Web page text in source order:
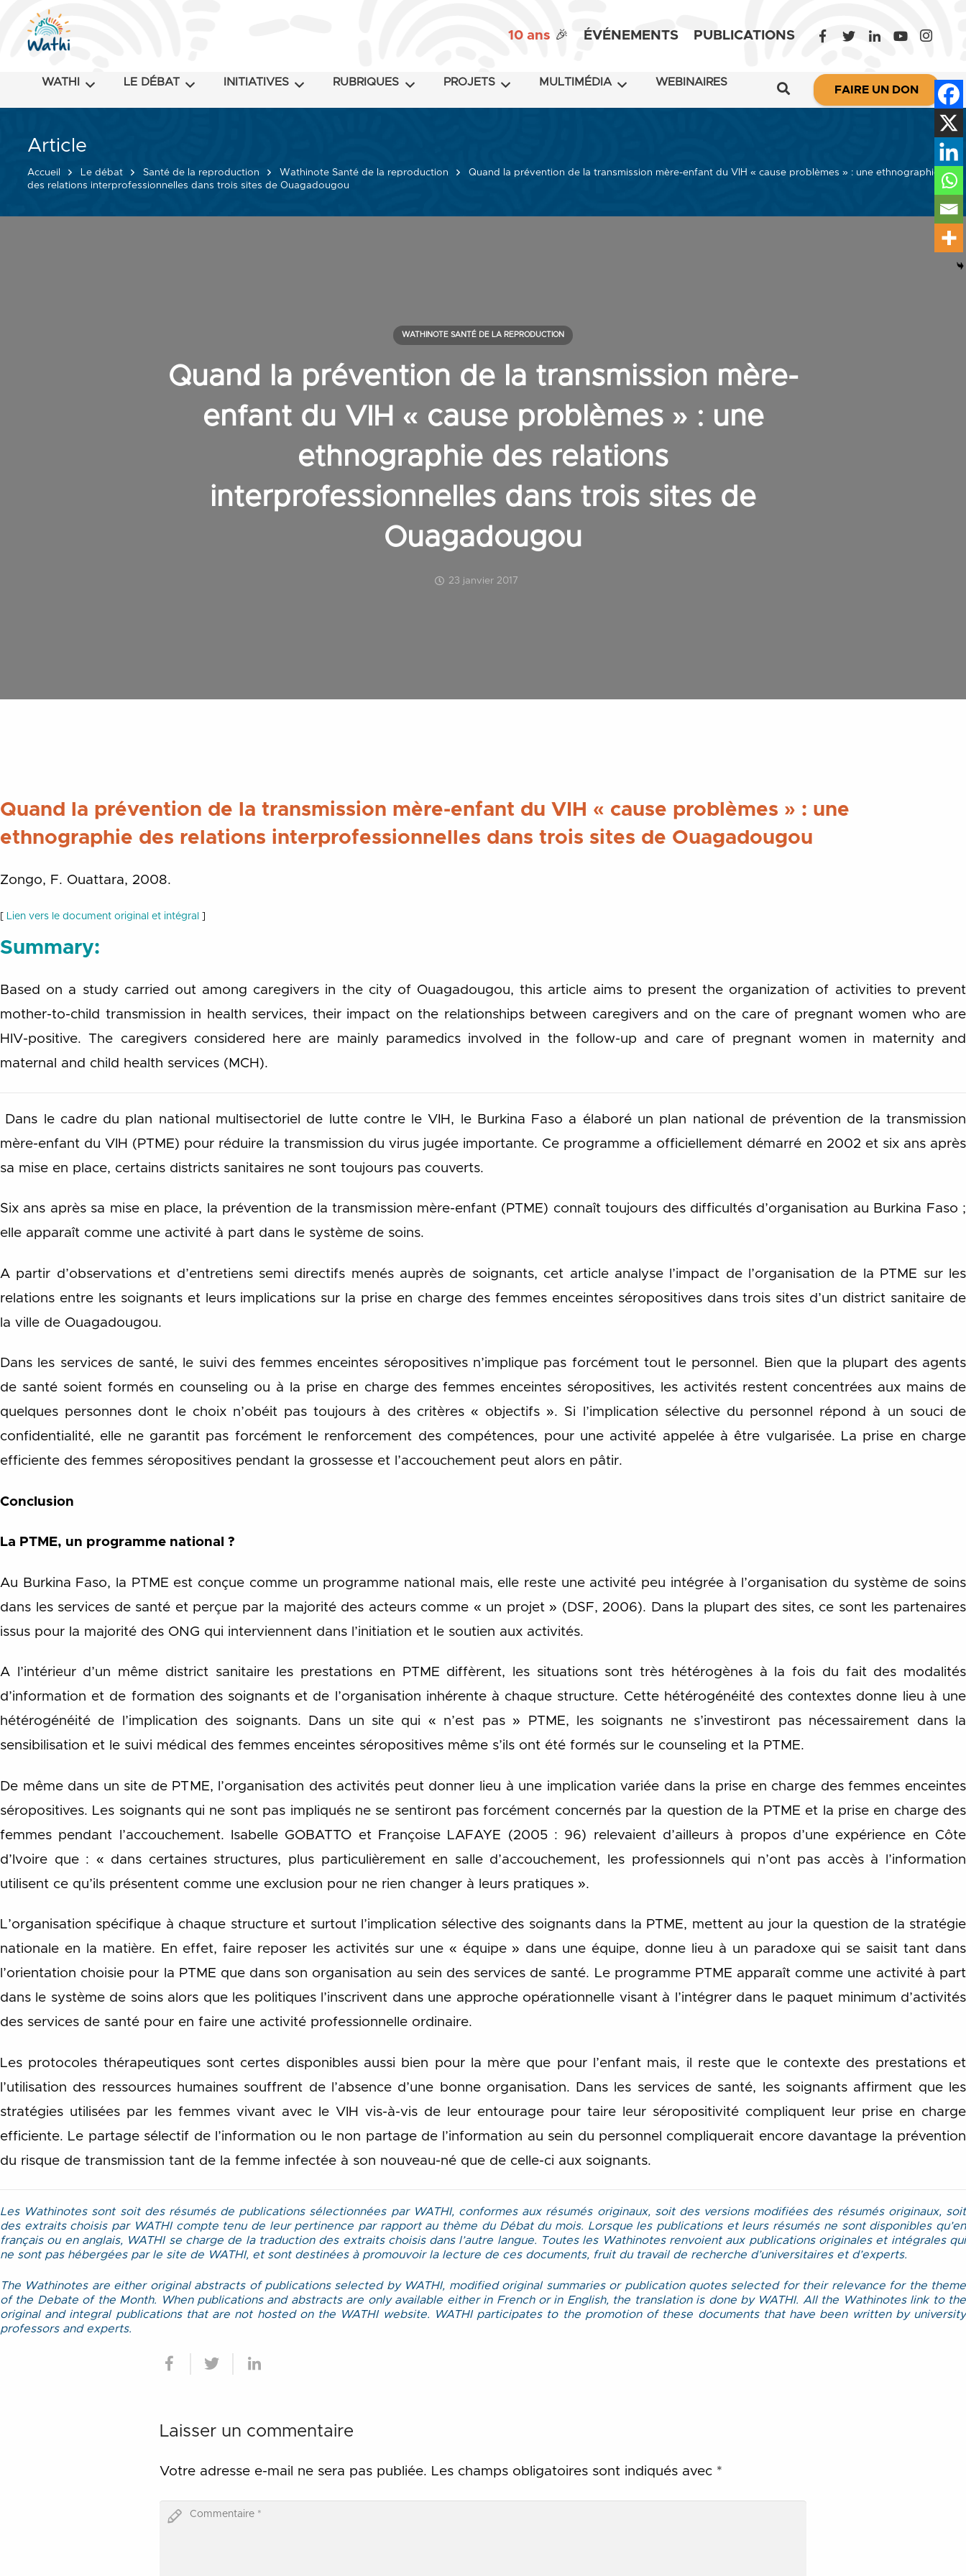
10 ans 🎉 ÉVÉNEMENTS PUBLICATIONS
WATHI LE DÉBAT INITIATIVES RUBRIQUES PROJETS MULTIMÉDIA WEBINAIRES
FAIRE UN DON
Article
Accueil Le débat Santé de la reproduction Wathinote Santé de la reproduction
Quand la prévention de la transmission mère-enfant du VIH « cause problèmes » : une ethnographie
des relations interprofessionnelles dans trois sites de Ouagadougou
Quand la prévention de la transmission mère-
enfant du VIH « cause problèmes » : une
ethnographie des relations
interprofessionnelles dans trois sites de
Ouagadougou
23 janvier 2017
WATHINOTE SANTÉ DE LA REPRODUCTION
Quand la prévention de la transmission mère-enfant du VIH « cause problèmes » : une
ethnographie des relations interprofessionnelles dans trois sites de Ouagadougou
Zongo, F. Ouattara, 2008.
[ Lien vers le document original et intégral ]
Summary:
Based on a study carried out among caregivers in the city of Ouagadougou, this article aims to present the organization of activities to prevent
mother-to-child transmission in health services, their impact on the relationships between caregivers and on the care of pregnant women who are
HIV-positive. The caregivers considered here are mainly paramedics involved in the follow-up and care of pregnant women in maternity and
maternal and child health services (MCH).
Dans le cadre du plan national multisectoriel de lutte contre le VIH, le Burkina Faso a élaboré un plan national de prévention de la transmission
mère-enfant du VIH (PTME) pour réduire la transmission du virus jugée importante. Ce programme a officiellement démarré en 2002 et six ans après
sa mise en place, certains districts sanitaires ne sont toujours pas couverts.
Six ans après sa mise en place, la prévention de la transmission mère-enfant (PTME) connaît toujours des difficultés d’organisation au Burkina Faso ;
elle apparaît comme une activité à part dans le système de soins.
A partir d’observations et d’entretiens semi directifs menés auprès de soignants, cet article analyse l’impact de l’organisation de la PTME sur les
relations entre les soignants et leurs implications sur la prise en charge des femmes enceintes séropositives dans trois sites d’un district sanitaire de
la ville de Ouagadougou.
Dans les services de santé, le suivi des femmes enceintes séropositives n’implique pas forcément tout le personnel. Bien que la plupart des agents
de santé soient formés en counseling ou à la prise en charge des femmes enceintes séropositives, les activités restent concentrées aux mains de
quelques personnes dont le choix n’obéit pas toujours à des critères « objectifs ». Si l’implication sélective du personnel répond à un souci de
confidentialité, elle ne garantit pas forcément le renforcement des compétences, pour une activité appelée à être vulgarisée. La prise en charge
efficiente des femmes séropositives pendant la grossesse et l’accouchement peut alors en pâtir.
Conclusion
La PTME, un programme national ?
Au Burkina Faso, la PTME est conçue comme un programme national mais, elle reste une activité peu intégrée à l’organisation du système de soins
dans les services de santé et perçue par la majorité des acteurs comme « un projet » (DSF, 2006). Dans la plupart des sites, ce sont les partenaires
issus pour la majorité des ONG qui interviennent dans l’initiation et le soutien aux activités.
A l’intérieur d’un même district sanitaire les prestations en PTME diffèrent, les situations sont très hétérogènes à la fois du fait des modalités
d’information et de formation des soignants et de l’organisation inhérente à chaque structure. Cette hétérogénéité des contextes donne lieu à une
hétérogénéité de l’implication des soignants. Dans un site qui « n’est pas » PTME, les soignants ne s’investiront pas nécessairement dans la
sensibilisation et le suivi médical des femmes enceintes séropositives même s’ils ont été formés sur le counseling et la PTME.
De même dans un site de PTME, l’organisation des activités peut donner lieu à une implication variée dans la prise en charge des femmes enceintes
séropositives. Les soignants qui ne sont pas impliqués ne se sentiront pas forcément concernés par la question de la PTME et la prise en charge des
femmes pendant l’accouchement. Isabelle GOBATTO et Françoise LAFAYE (2005 : 96) relevaient d’ailleurs à propos d’une expérience en Côte
d’Ivoire que : « dans certaines structures, plus particulièrement en salle d’accouchement, les professionnels qui n’ont pas accès à l’information
utilisent ce qu’ils présentent comme une exclusion pour ne rien changer à leurs pratiques ».
L’organisation spécifique à chaque structure et surtout l’implication sélective des soignants dans la PTME, mettent au jour la question de la stratégie
nationale en la matière. En effet, faire reposer les activités sur une « équipe » dans une équipe, donne lieu à un paradoxe qui se saisit tant dans
l’orientation choisie pour la PTME que dans son organisation au sein des services de santé. Le programme PTME apparaît comme une activité à part
dans le système de soins alors que les politiques l’inscrivent dans une approche opérationnelle visant à l’intégrer dans le paquet minimum d’activités
des services de santé pour en faire une activité professionnelle ordinaire.
Les protocoles thérapeutiques sont certes disponibles aussi bien pour la mère que pour l’enfant mais, il reste que le contexte des prestations et
l’utilisation des ressources humaines souffrent de l’absence d’une bonne organisation. Dans les services de santé, les soignants affirment que les
stratégies utilisées par les femmes vivant avec le VIH vis-à-vis de leur entourage pour taire leur séropositivité compliquent leur prise en charge
efficiente. Le partage sélectif de l’information ou le non partage de l’information au sein du personnel compliquerait encore davantage la prévention
du risque de transmission tant de la femme infectée à son nouveau-né que de celle-ci aux soignants.
Les Wathinotes sont soit des résumés de publications sélectionnées par WATHI, conformes aux résumés originaux, soit des versions modifiées des résumés originaux, soit
des extraits choisis par WATHI compte tenu de leur pertinence par rapport au thème du Débat du mois. Lorsque les publications et leurs résumés ne sont disponibles qu’en
français ou en anglais, WATHI se charge de la traduction des extraits choisis dans l’autre langue. Toutes les Wathinotes renvoient aux publications originales et intégrales qui
ne sont pas hébergées par le site de WATHI, et sont destinées à promouvoir la lecture de ces documents, fruit du travail de recherche d’universitaires et d’experts.
The Wathinotes are either original abstracts of publications selected by WATHI, modified original summaries or publication quotes selected for their relevance for the theme
of the Debate of the Month. When publications and abstracts are only available either in French or in English, the translation is done by WATHI. All the Wathinotes link to the
original and integral publications that are not hosted on the WATHI website. WATHI participates to the promotion of these documents that have been written by university
professors and experts.
Laisser un commentaire
Votre adresse e-mail ne sera pas publiée. Les champs obligatoires sont indiqués avec *